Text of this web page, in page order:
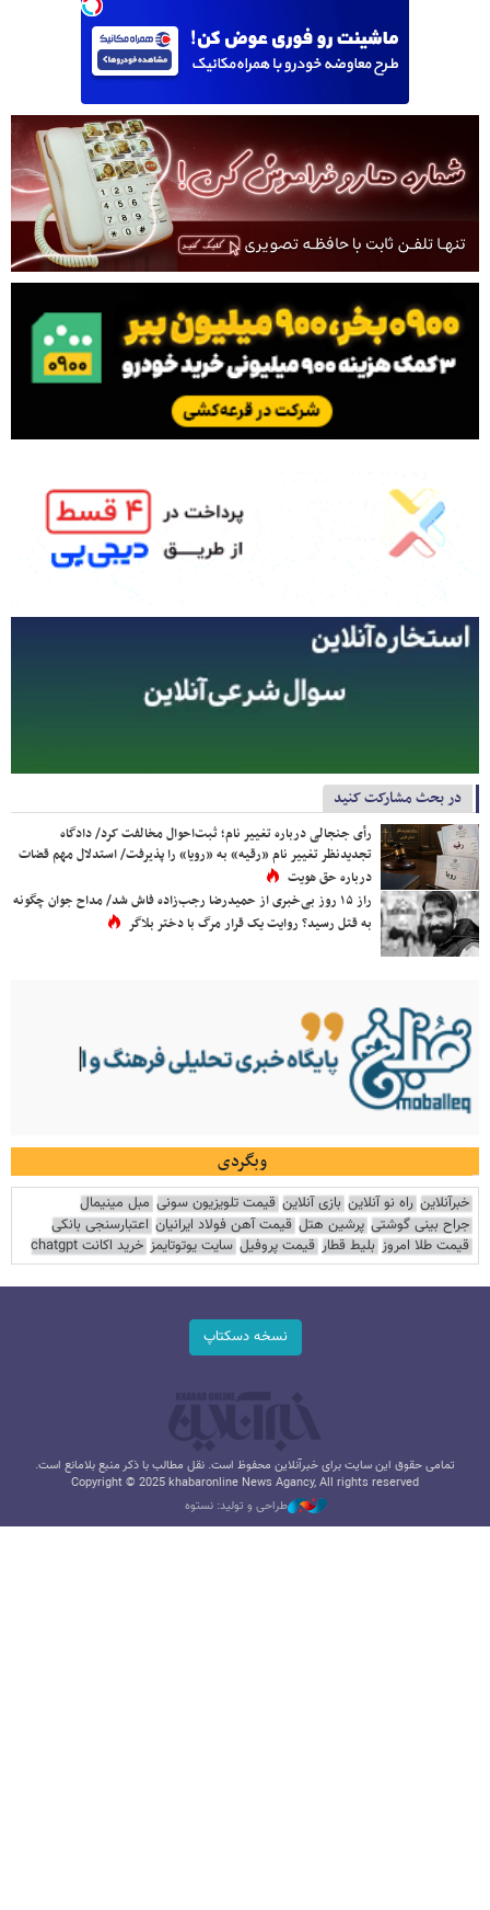
در بحث مشارکت کنید
رأی جنجالی درباره تغییر نام؛ ثبت‌احوال مخالفت کرد/ دادگاه
تجدیدنظر تغییر نام «رقیه» به «رویا» را پذیرفت/ استدلال مهم قضات
درباره حق هویت
راز ۱۵ روز بی‌خبری از حمیدرضا رجب‌زاده فاش شد/ مداح جوان چگونه
به قتل رسید؟ روایت یک قرار مرگ با دختر بلاگر
وبگردی
خبرآنلاین راه نو آنلاین بازی آنلاین قیمت تلویزیون سونی مبل مینیمال
جراح بینی گوشتی پرشین هتل قیمت آهن فولاد ایرانیان اعتبارسنجی بانکی
قیمت طلا امروز بلیط قطار قیمت پروفیل سایت یوتوتایمز خرید اکانت chatgpt
نسخه دسکتاپ
تمامی حقوق این سایت برای خبرآنلاین محفوظ است. نقل مطالب با ذکر منبع بلامانع است.
Copyright © 2025 khabaronline News Agancy, All rights reserved
طراحی و تولید: نستوه